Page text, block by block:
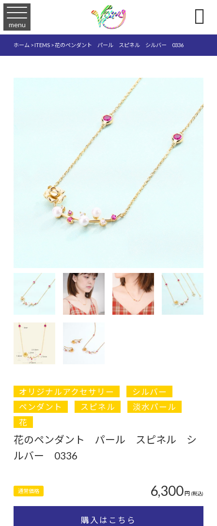
menu 
ホーム>ITEMS>花のペンダント パール スピネル シルバー 0336
オリジナルアクセサリー
シルバー
ペンダント
スピネル
淡水パール
花
花のペンダント パール スピネル シ
ルバー 0336
通常価格 6,300円 (税込)
購入はこちら